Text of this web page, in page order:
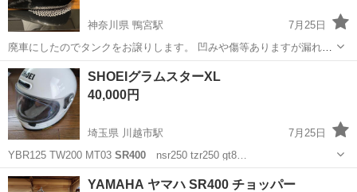
神奈川県 鴨宮駅
7月25日
廃車にしたのでタンクをお譲りします。 凹みや傷等ありますが漏れは
ありません。 希望あればタンクキャップもお付けします。
神奈川 小田原市 鴨宮駅 ヤマハ
SHOEIグラムスターXL
40,000円
埼玉県 川越市駅
7月25日
YBR125 TW200 MT03 SR400nsr250 tzr250 gt8…
埼玉 川越市
YAMAHA ヤマハ SR400 チョッパー